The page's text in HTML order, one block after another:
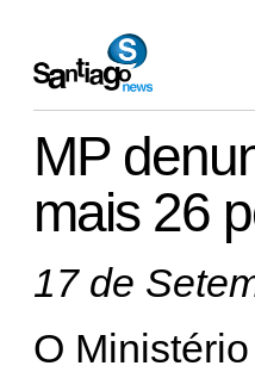
MP
mais 26
17 de
O